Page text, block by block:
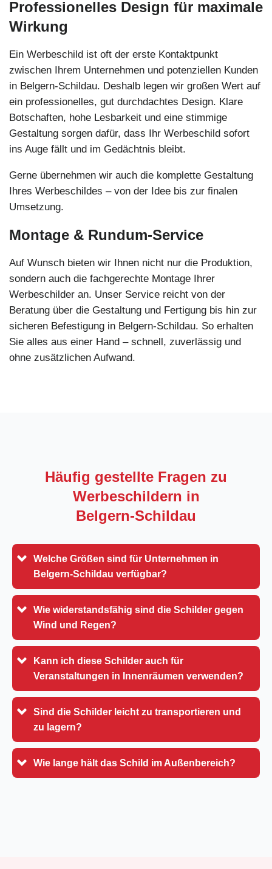
Professionelles Design für maximale
Wirkung
Ein Werbeschild ist oft der erste Kontaktpunkt
zwischen Ihrem Unternehmen und potenziellen Kunden
in Belgern-Schildau. Deshalb legen wir großen Wert auf
ein professionelles, gut durchdachtes Design. Klare
Botschaften, hohe Lesbarkeit und eine stimmige
Gestaltung sorgen dafür, dass Ihr Werbeschild sofort
ins Auge fällt und im Gedächtnis bleibt.
Gerne übernehmen wir auch die komplette Gestaltung
Ihres Werbeschildes – von der Idee bis zur finalen
Umsetzung.
Montage & Rundum-Service
Auf Wunsch bieten wir Ihnen nicht nur die Produktion,
sondern auch die fachgerechte Montage Ihrer
Werbeschilder an. Unser Service reicht von der
Beratung über die Gestaltung und Fertigung bis hin zur
sicheren Befestigung in Belgern-Schildau. So erhalten
Sie alles aus einer Hand – schnell, zuverlässig und
ohne zusätzlichen Aufwand.
Häufig gestellte Fragen zu
Werbeschildern in
Belgern-Schildau
Welche Größen sind für Unternehmen in
Belgern-Schildau verfügbar?
Wie widerstandsfähig sind die Schilder gegen
Wind und Regen?
Kann ich diese Schilder auch für
Veranstaltungen in Innenräumen verwenden?
Sind die Schilder leicht zu transportieren und
zu lagern?
Wie lange hält das Schild im Außenbereich?